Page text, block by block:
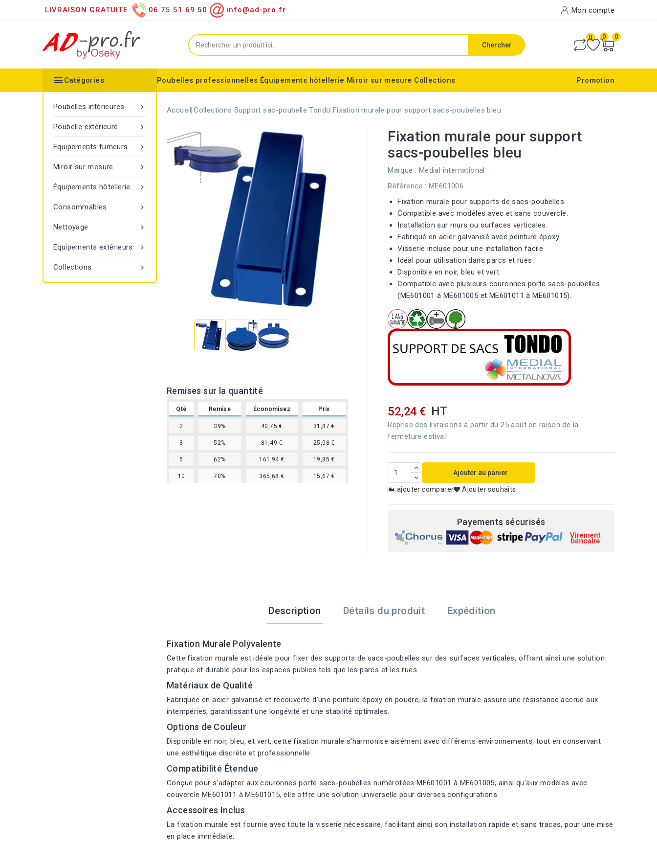
LIVRAISON GRATUITE 06 75 51 69 50 info@ad-pro.fr Mon compte
Chercher
0 0 0
Poubelles professionnelles Équipements hôtellerie Miroir sur mesure Collections Promotion
 Catégories

Poubelles intérieures

Poubelle extérieure

Equipements fumeurs

Miroir sur mesure

Équipements hôtellerie

Consommables

Nettoyage

Equipements extérieurs

Collections
Accueil Collections Support sac-poubelle Tondo Fixation murale pour support sacs-poubelles bleu
Remises sur la quantité
Qté Remise Économisez Prix
2 39% 40,75 € 31,87 €
3 52% 81,49 € 25,08 €
5 62% 161,94 € 19,85 €
10 70% 365,68 € 15,67 €
Fixation murale pour support
sacs-poubelles bleu
Marque : Medial international
Référence : ME601006
Fixation murale pour supports de sacs-poubelles.
Compatible avec modèles avec et sans couvercle.
Installation sur murs ou surfaces verticales.
Fabriqué en acier galvanisé avec peinture époxy.
Visserie incluse pour une installation facile.
Idéal pour utilisation dans parcs et rues.
Disponible en noir, bleu et vert.
Compatible avec plusieurs couronnes porte sacs-poubelles
(ME601001 à ME601005 et ME601011 à ME601015).
52,24 € HT
Reprise des livraisons à partir du 25 août en raison de la
fermeture estival
Ajouter au panier
ajouter comparer Ajouter souhaits
Payements sécurisés
Description Détails du produit Expédition
Fixation Murale Polyvalente
Cette fixation murale est idéale pour fixer des supports de sacs-poubelles sur des surfaces verticales, offrant ainsi une solution
pratique et durable pour les espaces publics tels que les parcs et les rues.
Matériaux de Qualité
Fabriquée en acier galvanisé et recouverte d'une peinture époxy en poudre, la fixation murale assure une résistance accrue aux
intempéries, garantissant une longévité et une stabilité optimales.
Options de Couleur
Disponible en noir, bleu, et vert, cette fixation murale s'harmonise aisément avec différents environnements, tout en conservant
une esthétique discrète et professionnelle.
Compatibilité Étendue
Conçue pour s'adapter aux couronnes porte sacs-poubelles numérotées ME601001 à ME601005, ainsi qu'aux modèles avec
couvercle ME601011 à ME601015, elle offre une solution universelle pour diverses configurations.
Accessoires Inclus
La fixation murale est fournie avec toute la visserie nécessaire, facilitant ainsi son installation rapide et sans tracas, pour une mise
en place immédiate.